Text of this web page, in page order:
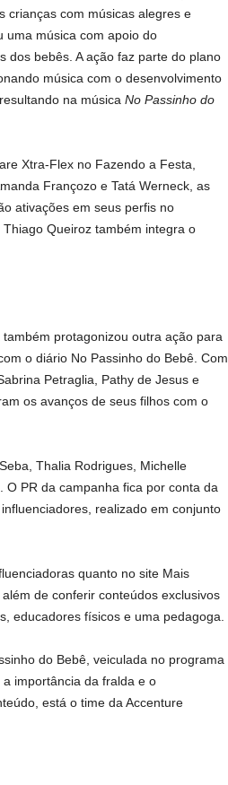
crianças com músicas alegres e
uma música com apoio do
dos bebês. A ação faz parte do plano
música com o desenvolvimento
na música No Passinho do
Xtra-Flex no Fazendo a Festa,
Françozo e Tatá Werneck, as
ativações em seus perfis no
Queiroz também integra o
protagonizou outra ação para
o diário No Passinho do Bebê. Com
Petraglia, Pathy de Jesus e
os avanços de seus filhos com o
Thalia Rodrigues, Michelle
O PR da campanha fica por conta da
realizado em conjunto
quanto no site Mais
de conferir conteúdos exclusivos
educadores físicos e uma pedagoga.
do Bebê, veiculada no programa
importância da fralda e o
está o time da Accenture